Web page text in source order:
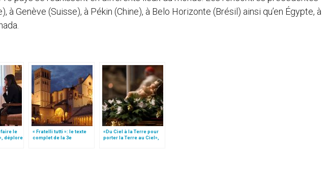
à Genève (Suisse), à Pékin (Chine), à Belo Horizonte (Brésil) ainsi qu’en Égypte, à
faire le
déplore
« Fratelli tutti »: le texte
complet de la 3e
«Du Ciel à la Terre pour
porter la Terre au Ciel»,